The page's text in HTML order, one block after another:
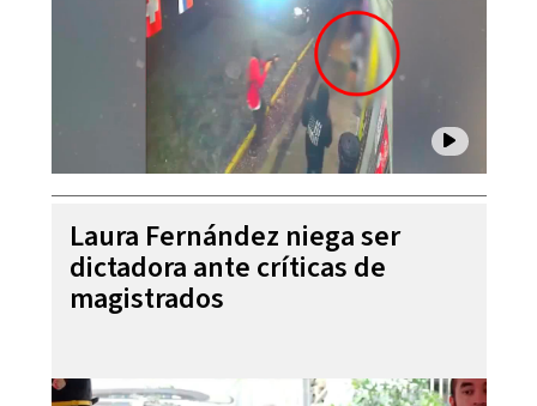
Laura Fernández niega ser
dictadora ante críticas de
magistrados